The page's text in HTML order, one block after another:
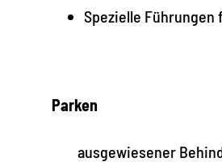
Spezielle
Parken
ausgewiesener